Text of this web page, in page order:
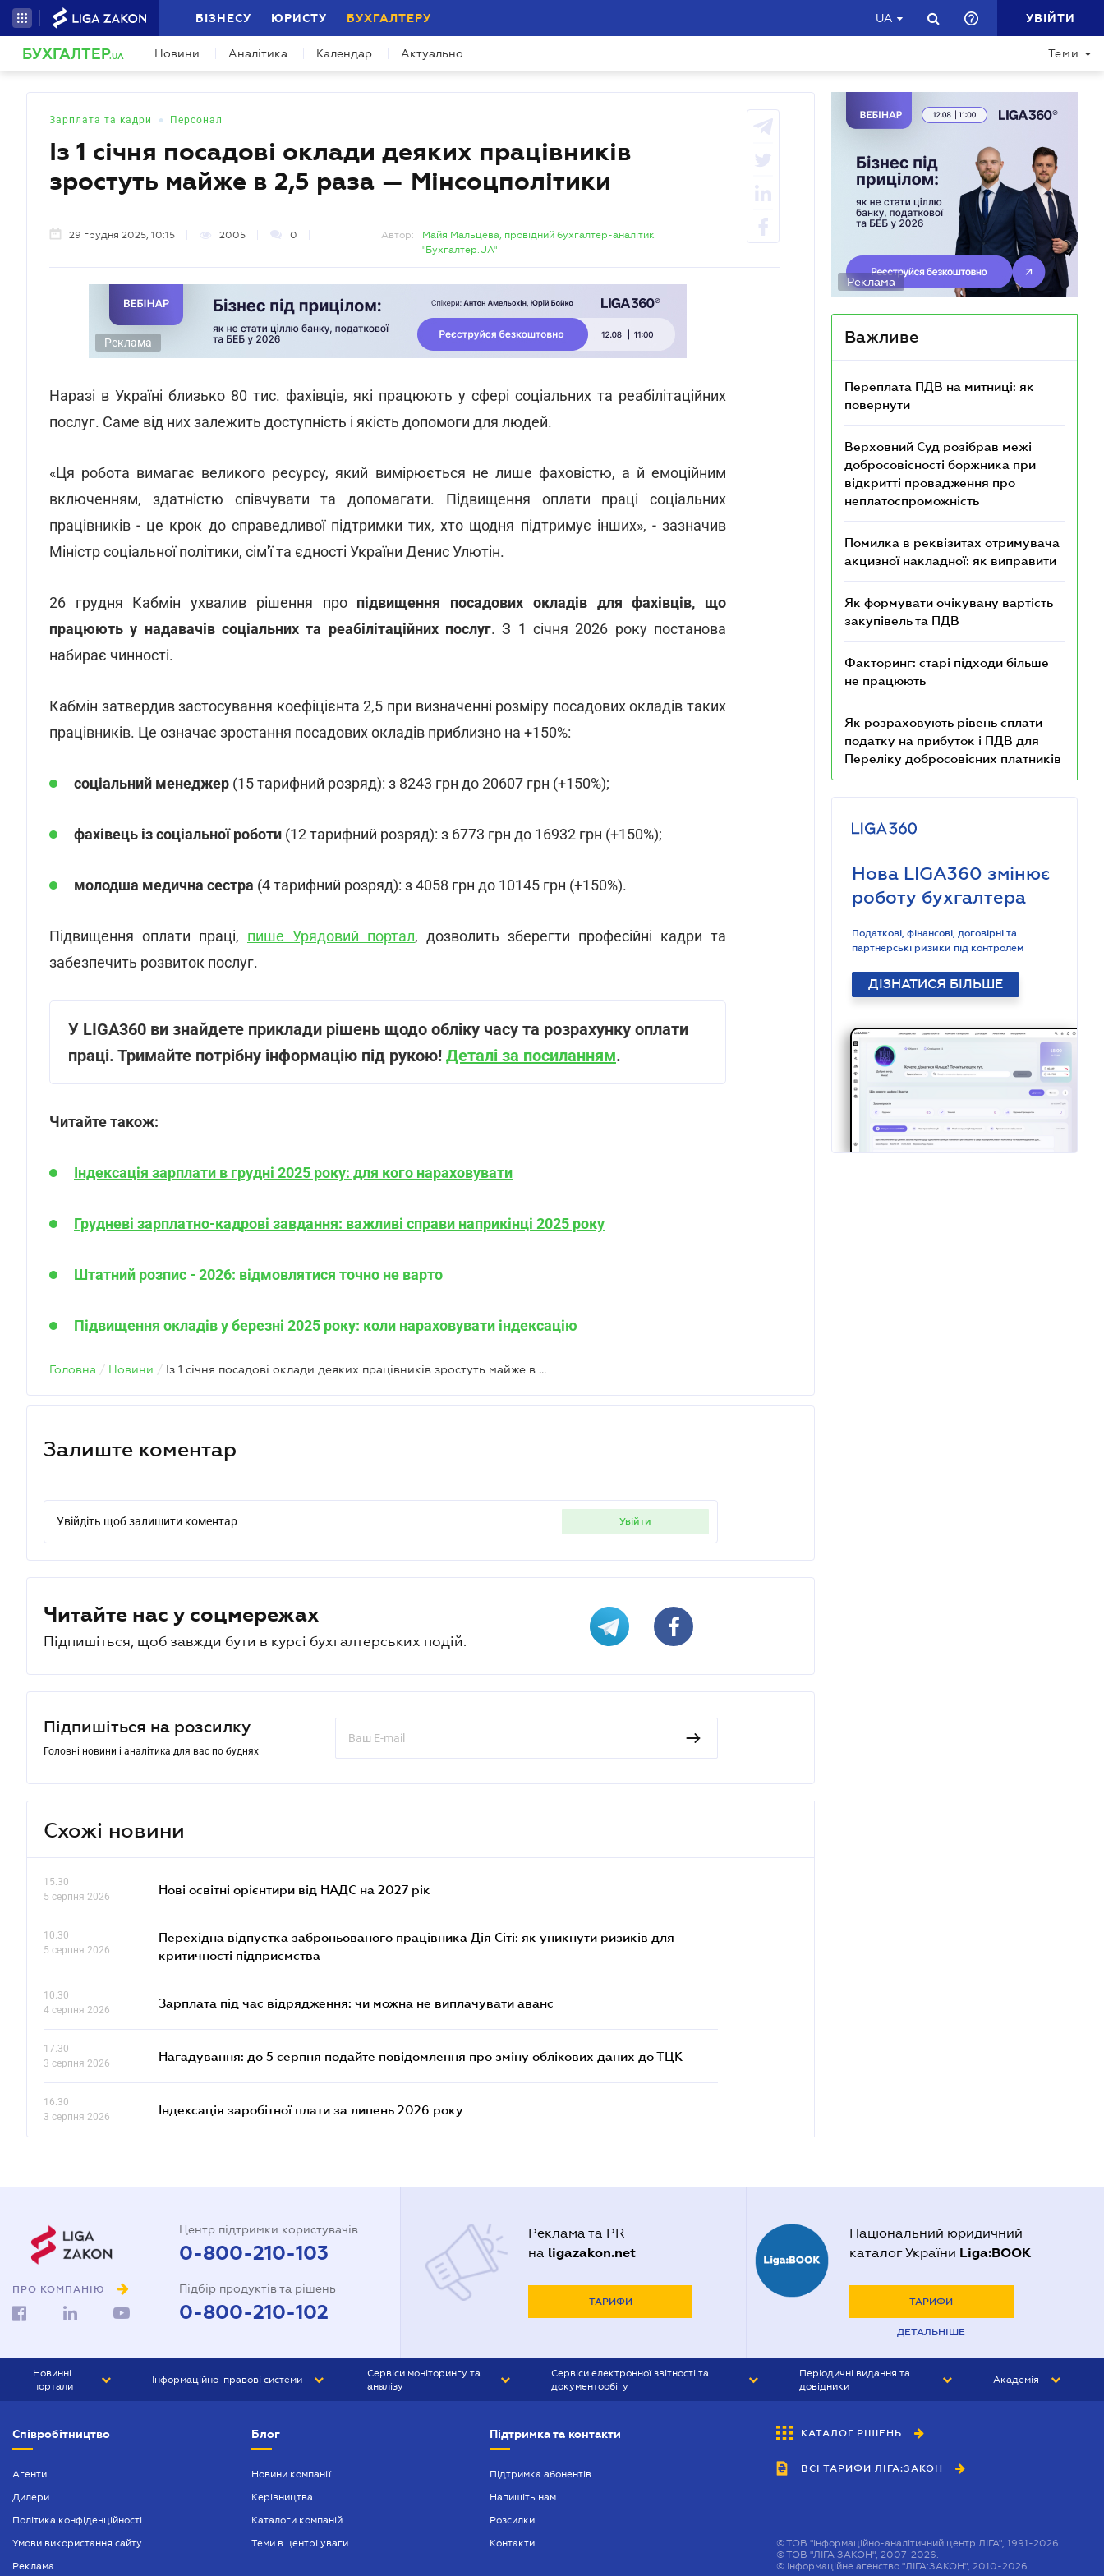
БІЗНЕСУ ЮРИСТУ БУХГАЛТЕРУ UA УВІЙТИ
БУХГАЛТЕР.UA Новини Аналітика Календар Актуально Теми
Зарплата та кадри • Персонал
Із 1 січня посадові оклади деяких працівників
зростуть майже в 2,5 раза — Мінсоцполітики
29 грудня 2025, 10:15 2005 0 Автор:
Майя Мальцева, провідний бухгалтер-аналітик
"Бухгалтер.UA"
Реклама
Наразі в Україні близько 80 тис. фахівців, які працюють у сфері соціальних та реабілітаційних
послуг. Саме від них залежить доступність і якість допомоги для людей.
«Ця робота вимагає великого ресурсу, який вимірюється не лише фаховістю, а й емоційним
включенням, здатністю співчувати та допомагати. Підвищення оплати праці соціальних
працівників - це крок до справедливої підтримки тих, хто щодня підтримує інших», - зазначив
Міністр соціальної політики, сім'ї та єдності України Денис Улютін.
26 грудня Кабмін ухвалив рішення про підвищення посадових окладів для фахівців, що
працюють у надавачів соціальних та реабілітаційних послуг. З 1 січня 2026 року постанова
набирає чинності.
Кабмін затвердив застосування коефіцієнта 2,5 при визначенні розміру посадових окладів таких
працівників. Це означає зростання посадових окладів приблизно на +150%:
соціальний менеджер (15 тарифний розряд): з 8243 грн до 20607 грн (+150%);
фахівець із соціальної роботи (12 тарифний розряд): з 6773 грн до 16932 грн (+150%);
молодша медична сестра (4 тарифний розряд): з 4058 грн до 10145 грн (+150%).
Підвищення оплати праці, пише Урядовий портал, дозволить зберегти професійні кадри та
забезпечить розвиток послуг.
У LIGA360 ви знайдете приклади рішень щодо обліку часу та розрахунку оплати
праці. Тримайте потрібну інформацію під рукою! Деталі за посиланням.
Читайте також:
Індексація зарплати в грудні 2025 року: для кого нараховувати
Грудневі зарплатно-кадрові завдання: важливі справи наприкінці 2025 року
Штатний розпис - 2026: відмовлятися точно не варто
Підвищення окладів у березні 2025 року: коли нараховувати індексацію
Головна / Новини / Із 1 січня посадові оклади деяких працівників зростуть майже в 2,5 раза — Мінсоцполітики
Залиште коментар
Увійдіть щоб залишити коментар увійти
Читайте нас у соцмережах
Підпишіться, щоб завжди бути в курсі бухгалтерських подій.
Підпишіться на розсилку
Головні новини і аналітика для вас по буднях
Схожі новини
15.30
5 серпня 2026
Нові освітні орієнтири від НАДС на 2027 рік
10.30
5 серпня 2026
Перехідна відпустка заброньованого працівника Дія Сіті: як уникнути ризиків для
критичності підприємства
10.30
4 серпня 2026
Зарплата під час відрядження: чи можна не виплачувати аванс
17.30
3 серпня 2026
Нагадування: до 5 серпня подайте повідомлення про зміну облікових даних до ТЦК
16.30
3 серпня 2026
Індексація заробітної плати за липень 2026 року
Реклама
Важливе
Переплата ПДВ на митниці: як
повернути
Верховний Суд розібрав межі
добросовісності боржника при
відкритті провадження про
неплатоспроможність
Помилка в реквізитах отримувача
акцизної накладної: як виправити
Як формувати очікувану вартість
закупівель та ПДВ
Факторинг: старі підходи більше
не працюють
Як розраховують рівень сплати
податку на прибуток і ПДВ для
Переліку добросовісних платників
Нова LIGA360 змінює
роботу бухгалтера
Податкові, фінансові, договірні та
партнерські ризики під контролем
ДІЗНАТИСЯ БІЛЬШЕ
ПРО КОМПАНІЮ
Центр підтримки користувачів
0-800-210-103
Підбір продуктів та рішень
0-800-210-102
Реклама та PR
на ligazakon.net
ТАРИФИ
Національний юридичний
каталог України Liga:BOOK
ТАРИФИ
ДЕТАЛЬНІШЕ
Новинні
портали
БІЗНЕС
Інформаційно-правові системи
БУХГАЛТЕР ПРОФ
Сервіси моніторингу та
аналізу
Сервіси електронної звітності та
документообігу
Періодичні видання та
довідники
БУХГАЛТЕР&ЗАКОН
ВІСНИК МСФЗ
Академія
Співробітництво
Агенти
Дилери
Політика конфіденційності
Умови використання сайту
Реклама
Блог
Новини компанії
Керівництва
Каталоги компаній
Теми в центрі уваги
Підтримка та контакти
Підтримка абонентів
Напишіть нам
Розсилки
Контакти
КАТАЛОГ РІШЕНЬ
ВСІ ТАРИФИ ЛІГА:ЗАКОН
©ТОВ "інформаційно-аналітичний центр ЛІГА", 1991-2026.
©ТОВ "ЛІГА ЗАКОН", 2007-2026.
© Інформаційне агенство "ЛІГА:ЗАКОН", 2010-2026.